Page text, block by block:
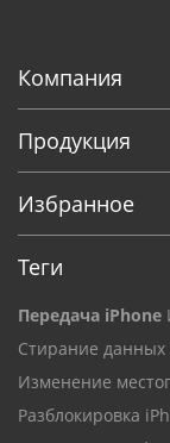
Компания
Продукция
Избранное
Теги
Передача iPhone
Стирание
Изменение
Разблокировка